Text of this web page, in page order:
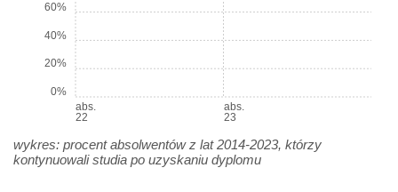
abs.
22
abs.
23
0%
20%
40%
60%
wykres: procent absolwentów z lat 2014-2023, którzy
kontynuowali studia po uzyskaniu dyplomu